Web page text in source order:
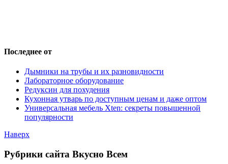
Последнее от
Дымники на трубы и их разновидности
Лабораторное оборудование
Редуксин для похудения
Кухонная утварь по доступным ценам и даже оптом
Универсальная мебель Xten: секреты повышенной
популярности
Наверх
Рубрики сайта Вкусно Всем